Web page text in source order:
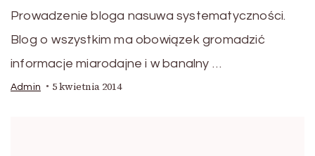
Prowadzenie bloga nasuwa systematyczności.
Blog o wszystkim ma obowiązek gromadzić
informacje miarodajne i w banalny …
Admin 5 kwietnia 2014